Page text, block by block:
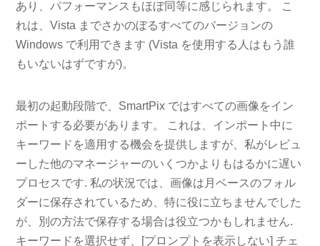
あり、パフォーマンスもほぼ同等に感じられます。 こ
れは、Vista までさかのぼるすべてのバージョンの
Windows で利用できます (Vista を使用する人はもう誰
もいないはずですが)。
最初の起動段階で、SmartPix ではすべての画像をイン
ポートする必要があります。 これは、インポート中に
キーワードを適用する機会を提供しますが、私がレビュ
ーした他のマネージャーのいくつかよりもはるかに遅い
プロセスです. 私の状況では、画像は月ベースのフォル
ダーに保存されているため、特に役に立ちませんでした
が、別の方法で保存する場合は役立つかもしれません.
キーワードを選択せず​​、[プロンプトを表示しない] チェ